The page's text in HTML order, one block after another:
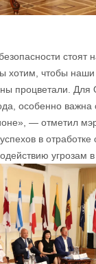
стоят
хотим, чтобы наши
процветали. Для
особенно важна
— отметил
в отработке
угрозам